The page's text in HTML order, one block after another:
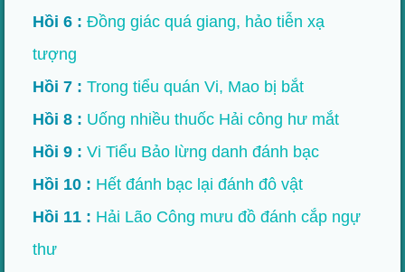
Hồi 6 : Đồng giác quá giang, hảo tiễn xạ
tượng
Hồi 7 : Trong tiểu quán Vi, Mao bị bắt
Hồi 8 : Uống nhiều thuốc Hải công hư mắt
Hồi 9 : Vi Tiểu Bảo lừng danh đánh bạc
Hồi 10 : Hết đánh bạc lại đánh đô vật
Hồi 11 : Hải Lão Công mưu đồ đánh cắp ngự
thư